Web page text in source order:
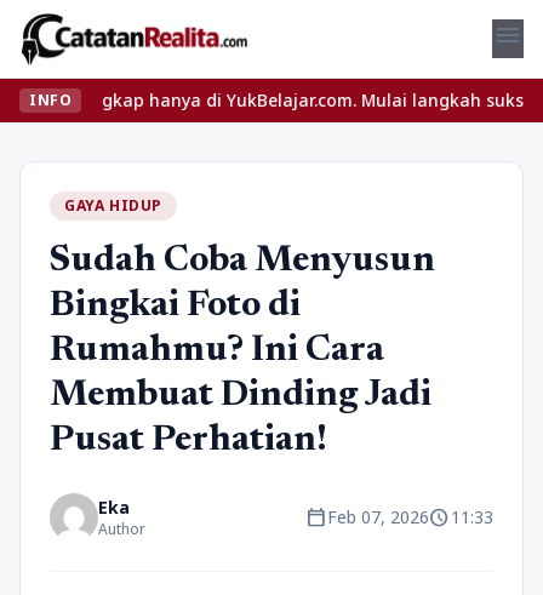
menu
INFOhanya di YukBelajar.com. Mulai langkah suksesmu
GAYA HIDUP
Sudah Coba Menyusun
Bingkai Foto di
Rumahmu? Ini Cara
Membuat Dinding Jadi
Pusat Perhatian!
Eka
Author calendar_todayFeb 07, 2026schedule11:33